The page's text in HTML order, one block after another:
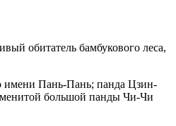
обитатель бамбукового леса,
имени Пань-Пань; панда Цзин-
большой панды Чи-Чи